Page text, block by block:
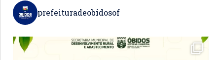
prefeituradeobidosof